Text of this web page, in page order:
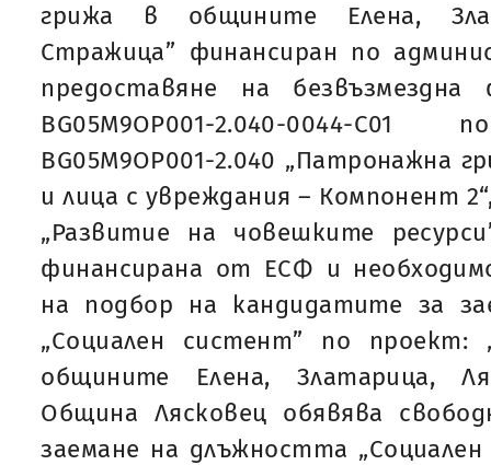
грижа в общините Елена,
Стражица” финансиран по
предоставяне на
BG05M9OP001-2.040-0044-
BG05M9OP001-2.040 „Патронажна
и лица с увреждания – Компонент
„Развитие на човешките
финансирана от ЕСФ и
на подбор на кандидатите за
„Социален систент” по проект:
общините Елена, Златарица,
Община Лясковец обявява
заемане на длъжността